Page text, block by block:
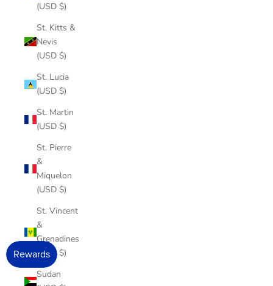
(USD $)
St. Kitts &
Nevis
(USD $)
St. Lucia
(USD $)
St. Martin
(USD $)
St. Pierre
&
Miquelon
(USD $)
St. Vincent
&
Grenadines
(USD $)
Sudan